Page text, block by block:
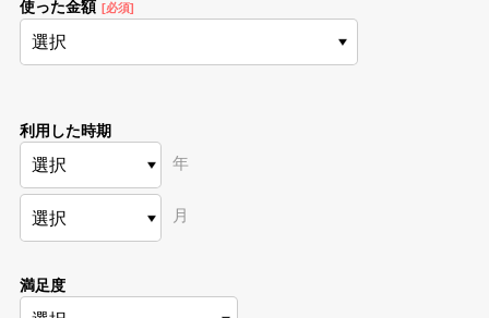
使った金額 [必須]
利用した時期
年
月
満足度